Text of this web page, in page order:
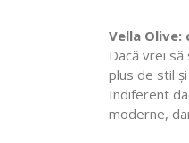
Vella
Dacă vrei
plus de stil
Indiferent
moderne,